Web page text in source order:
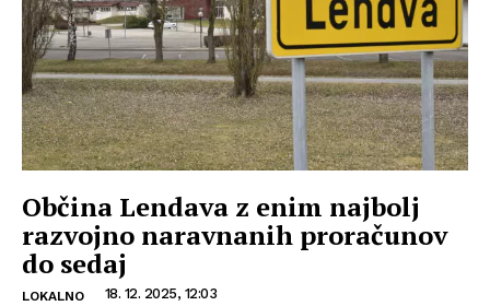
Občina Lendava z enim najbolj
razvojno naravnanih proračunov
do sedaj
LOKALNO 18. 12. 2025, 12:03